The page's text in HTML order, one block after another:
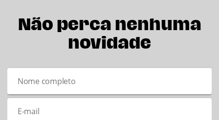
Não perca nenhuma
novidade